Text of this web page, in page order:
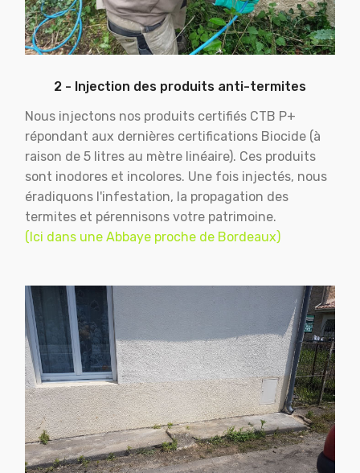
2 - Injection des produits anti-termites
Nous injectons nos produits certifiés CTB P+
répondant aux dernières certifications Biocide (à
raison de 5 litres au mètre linéaire). Ces produits
sont inodores et incolores. Une fois injectés, nous
éradiquons l'infestation, la propagation des
termites et pérennisons votre patrimoine.
(Ici dans une Abbaye proche de Bordeaux)